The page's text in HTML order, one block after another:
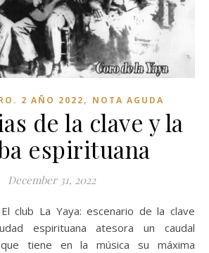
2 AÑO 2022, NOTA AGUDA
de la clave y la
espirituana
December 31, 2022
espirituana atesora un caudal
tiene en la música su máxima